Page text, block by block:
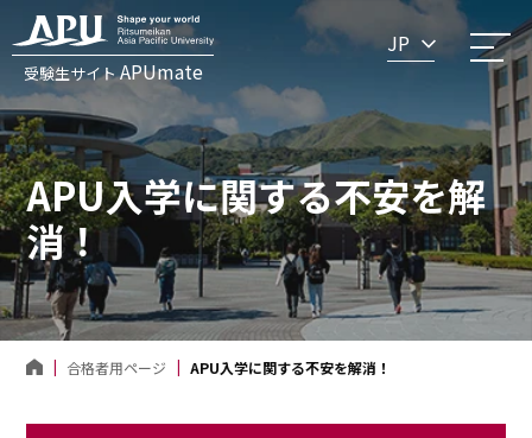
受験生サイトAPUmate
JP
APU入学に関する不安を解
消！
合格者用ページ APU入学に関する不安を解消！